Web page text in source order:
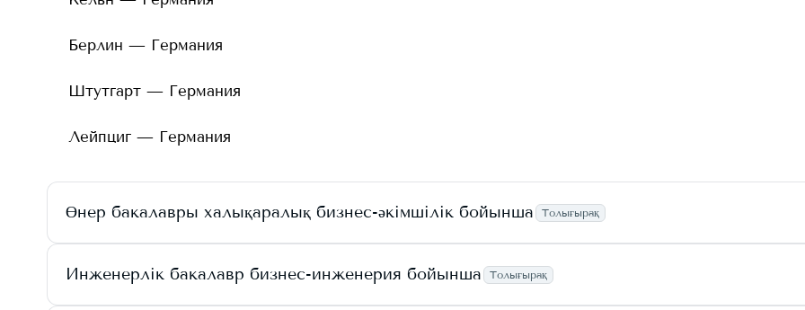
Берлин — Германия
Штутгарт — Германия
Лейпциг — Германия
Өнер бакалавры халықаралық бизнес-әкімшілік бойынша Толығырақ
Инженерлік бакалавр бизнес-инженерия бойынша Толығырақ